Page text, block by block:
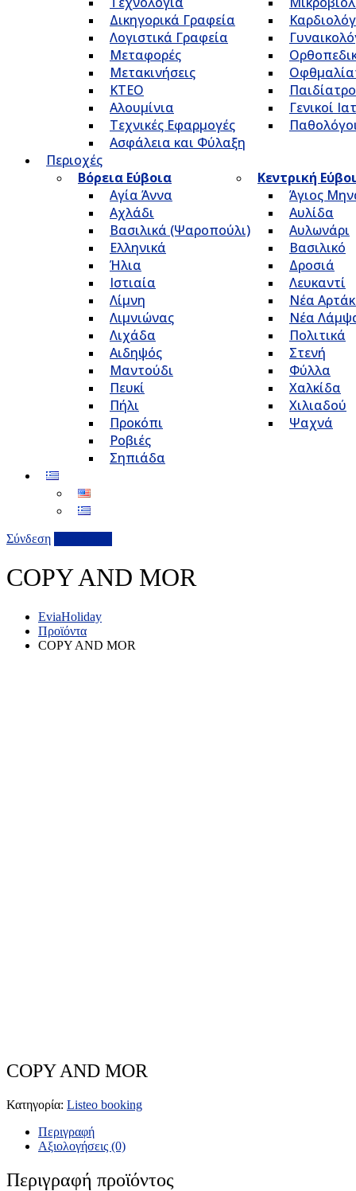
Δικηγορικά Γραφεία
Λογιστικά Γραφεία
Μεταφορές
Μετακινήσεις
ΚΤΕΟ
Αλουμίνια
Τεχνικές Εφαρμογές
Ασφάλεια και Φύλαξη
Γενικοί
Περιοχές
Βόρεια Εύβοια
Αγία Άννα
Αχλάδι
Βασιλικά (Ψαροπούλι)
Ελληνικά
Ήλια
Ιστιαία
Λίμνη
Λιμνιώνας
Λιχάδα
Αιδηψός
Μαντούδι
Πευκί
Πήλι
Προκόπι
Ροβιές
Σηπιάδα
Κεντρική
Άγιος
Αυλίδα
Αυλωνάρι
Βασιλικό
Δροσιά
Λευκαντί
Νέα
Νέα
Πολιτικά
Στενή
Φύλλα
Χαλκίδα
Χιλιαδού
Ψαχνά
Σύνδεση
COPY AND MOR
EviaHoliday
Προϊόντα
COPY AND MOR
COPY AND MOR
Κατηγορία: Listeo booking
Περιγραφή
Αξιολογήσεις (0)
Περιγραφή προϊόντος